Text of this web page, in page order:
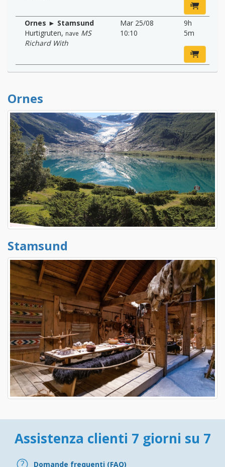
Ornes ► Stamsund
Hurtigruten, nave MS
Richard With
Mar 25/08
10:10
9h
5m
Ornes
Stamsund
Assistenza clienti 7 giorni su 7
Domande frequenti (FAQ)